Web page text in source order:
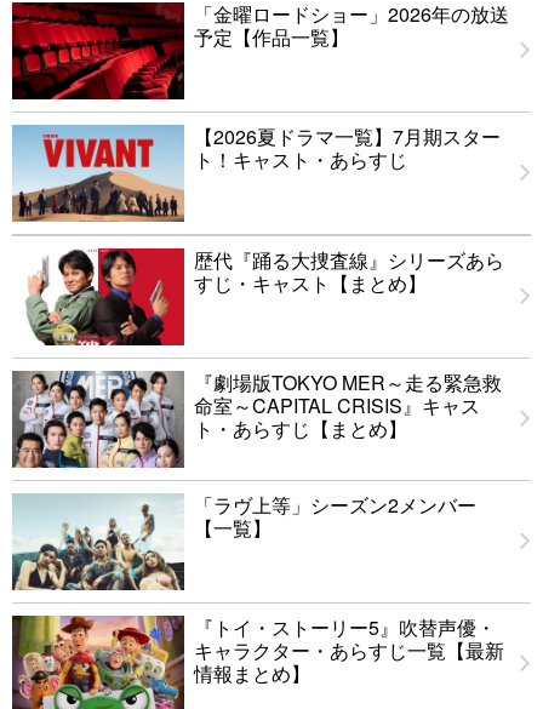
「金曜ロードショー」2026年の放送
予定【作品一覧】
【2026夏ドラマ一覧】7月期スター
ト！キャスト・あらすじ
歴代『踊る大捜査線』シリーズあら
すじ・キャスト【まとめ】
『劇場版TOKYO MER～走る緊急救
命室～CAPITAL CRISIS』キャス
ト・あらすじ【まとめ】
「ラヴ上等」シーズン2メンバー
【一覧】
『トイ・ストーリー5』吹替声優・
キャラクター・あらすじ一覧【最新
情報まとめ】